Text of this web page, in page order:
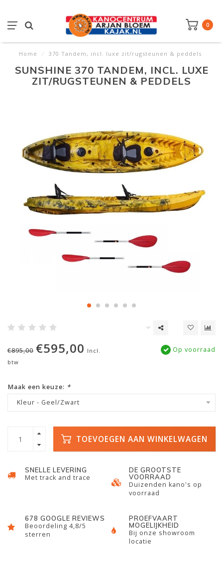
0
Home / 370 Tandem, incl. luxe zit/rugsteunen & peddels
SUNSHINE 370 TANDEM, INCL. LUXE
ZIT/RUGSTEUNEN & PEDDELS
€895,00 €595,00 Incl.
btw
Op voorraad
Maak een keuze: *
Kleur - Geel/Zwart
TOEVOEGEN AAN WINKELWAGEN
SNELLE LEVERING
Met track and trace
DE GROOTSTE
VOORRAAD
Duizenden kano's op
voorraad
678 GOOGLE REVIEWS
Beoordeling 4,8/5
sterren
PROEFVAART
MOGELIJKHEID
Bij onze showroom
locatie